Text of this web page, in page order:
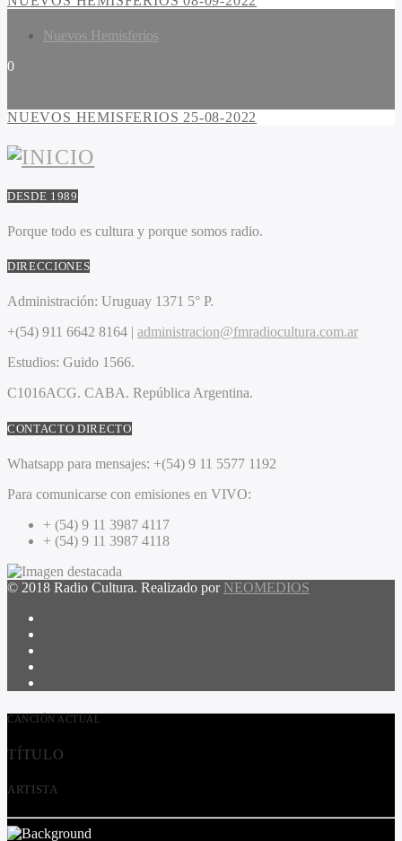
Nuevos Hemisferios
0
NUEVOS HEMISFERIOS 25-08-2022
DESDE 1989
Porque todo es cultura y porque somos radio.
DIRECCIONES
Administración: Uruguay 1371 5° P.
+(54) 911 6642 8164 | administracion@fmradiocultura.com.ar
Estudios: Guido 1566.
C1016ACG. CABA. República Argentina.
CONTACTO DIRECTO
Whatsapp para mensajes: +(54) 9 11 5577 1192
Para comunicarse con emisiones en VIVO:
+ (54) 9 11 3987 4117
+ (54) 9 11 3987 4118
© 2018 Radio Cultura. Realizado por NEOMEDIOS
CANCIÓN ACTUAL
TÍTULO
ARTISTA